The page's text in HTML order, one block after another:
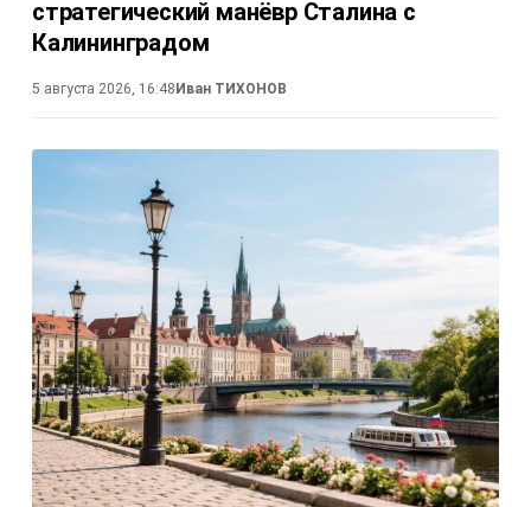
стратегический манёвр Сталина с
Калининградом
5 августа 2026, 16:48 Иван ТИХОНОВ